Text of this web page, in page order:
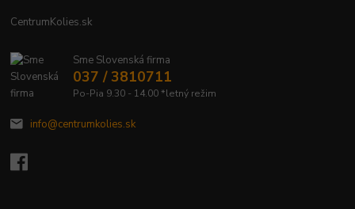
CentrumKolies.sk
Sme Slovenská firma
037 / 3810711
Po-Pia 9.30 - 14.00 *letný režim
info@centrumkolies.sk